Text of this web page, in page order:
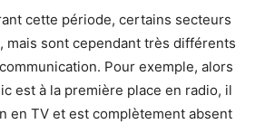
cette période, certains secteurs
mais sont cependant très différents
Pour exemple, alors
est à la première place en radio, il
en TV et est complètement absent